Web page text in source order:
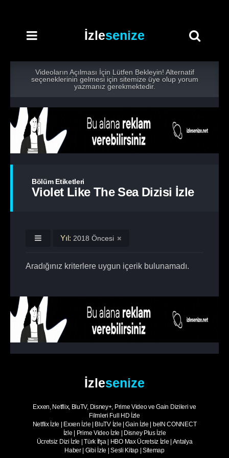
İzlesenize
Videoların Açılması İçin Lütfen Bekleyin! Alternatif
seçeneklerinin gelmesi için sitemize üye olup yorum
yazmanız gerekmektedir.
Bölüm Etiketleri
Violet Like The Sea Dizisi İzle
Yıl: 2018 Öncesi
Aradığınız kriterlere uygun içerik bulunamadı.
İzlesenize
Exxen, Netflix, BluTV, Disney+, Prime Video ve Gain Dizileri ve
Filmleri Full HD İzle
Netflix İzle
Exxen İzle BluTV İzle |Gain İzle
beIN CONNECT
İzle
Prime Video İzle
Disney Plus İzle
Ücretsiz Dizi İzle |Türk İfşa| HBO Max Ücretsiz İzle Antalya
Haber| Gibi İzle |Sesli Kitap| Sitemap